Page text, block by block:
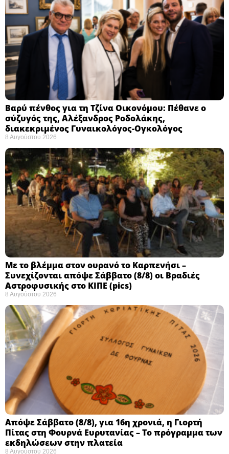
Βαρύ πένθος για τη Τζίνα Οικονόμου: Πέθανε ο
σύζυγός της, Αλέξανδρος Ροδολάκης,
διακεκριμένος Γυναικολόγος-Ογκολόγος
8 Αυγούστου 2026
Με το βλέμμα στον ουρανό το Καρπενήσι –
Συνεχίζονται απόψε Σάββατο (8/8) οι Βραδιές
Αστροφυσικής στο ΚΙΠΕ (pics)
8 Αυγούστου 2026
Απόψε Σάββατο (8/8), για 16η χρονιά, η Γιορτή
Πίτας στη Φουρνά Ευρυτανίας – Το πρόγραμμα των
εκδηλώσεων στην πλατεία
8 Αυγούστου 2026